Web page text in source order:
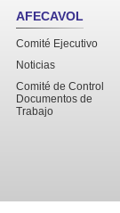
AFECAVOL
Comité Ejecutivo
Noticias
Comité de Control
Documentos de
Trabajo